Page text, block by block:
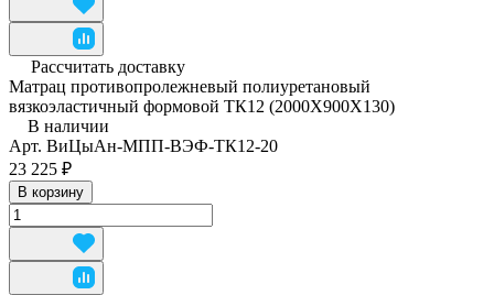
Рассчитать доставку
Матрац противопролежневый полиуретановый
вязкоэластичный формовой ТК12 (2000Х900Х130)
В наличии
Арт. ВиЦыАн-МПП-ВЭФ-ТК12-20
23 225 ₽
В корзину